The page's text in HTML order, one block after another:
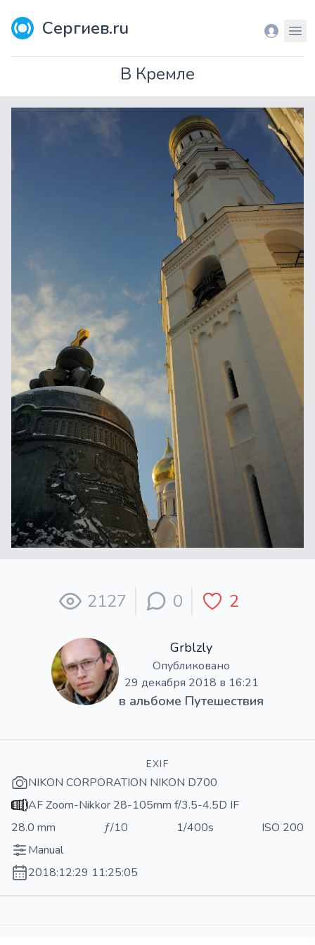
Сергиев.ru Вход
В Кремле
2127 0 2
Grblzly
Опубликовано
29 декабря 2018 в 16:21
в альбоме Путешествия
EXIF
NIKON CORPORATION NIKON D700
AF Zoom-Nikkor 28-105mm f/3.5-4.5D IF
28.0 mm
ƒ/10 1/400s
ISO 200
Manual
2018:12:29 11:25:05